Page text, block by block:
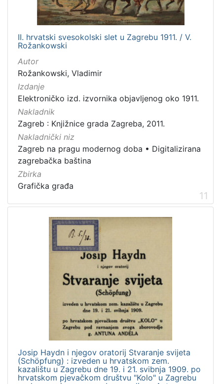
II. hrvatski svesokolski slet u Zagrebu 1911. / V.
Rožankowski
Autor
Rožankowski, Vladimir
Izdanje
Elektroničko izd. izvornika objavljenog oko 1911.
Nakladnik
Zagreb : Knjižnice grada Zagreba, 2011.
Nakladnički niz
Zagreb na pragu modernog doba • Digitalizirana
zagrebačka baština
Zbirka
Grafička građa
11
Josip Haydn i njegov oratorij Stvaranje svijeta
(Schöpfung) : izveden u hrvatskom zem.
kazalištu u Zagrebu dne 19. i 21. svibnja 1909. po
hrvatskom pjevačkom društvu "Kolo" u Zagrebu